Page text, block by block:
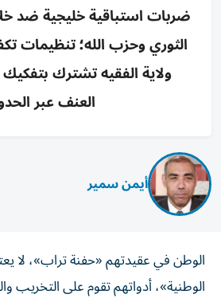
ضربات استباقية خليجية ضد
الثوري وحزب الله؛ تنظيمات
ولاية الفقيه تشترك
العنف عبر
أيمن سمير
الوطن في عقيدتهم «حفنة تراب»، لا
الوطنية»، أدواتهم تقوم على التخريب